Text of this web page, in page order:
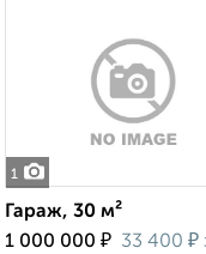
1
Гараж, 30 м²
1 000 000 ₽ 33 400 ₽